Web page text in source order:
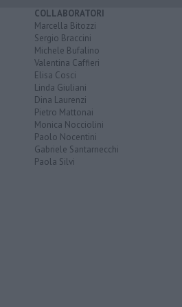
COLLABORATORI
Marcella Bitozzi
Sergio Braccini
Michele Bufalino
Valentina Caffieri
Elisa Cosci
Linda Giuliani
Dina Laurenzi
Pietro Mattonai
Monica Nocciolini
Paolo Nocentini
Gabriele Santarnecchi
Paola Silvi